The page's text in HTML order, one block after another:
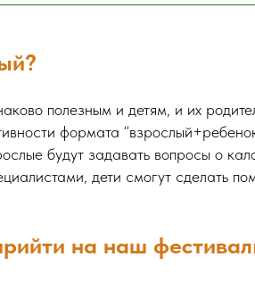
полезным и детям, и их
формата
будут задавать вопросы о
дети смогут сделать
на наш